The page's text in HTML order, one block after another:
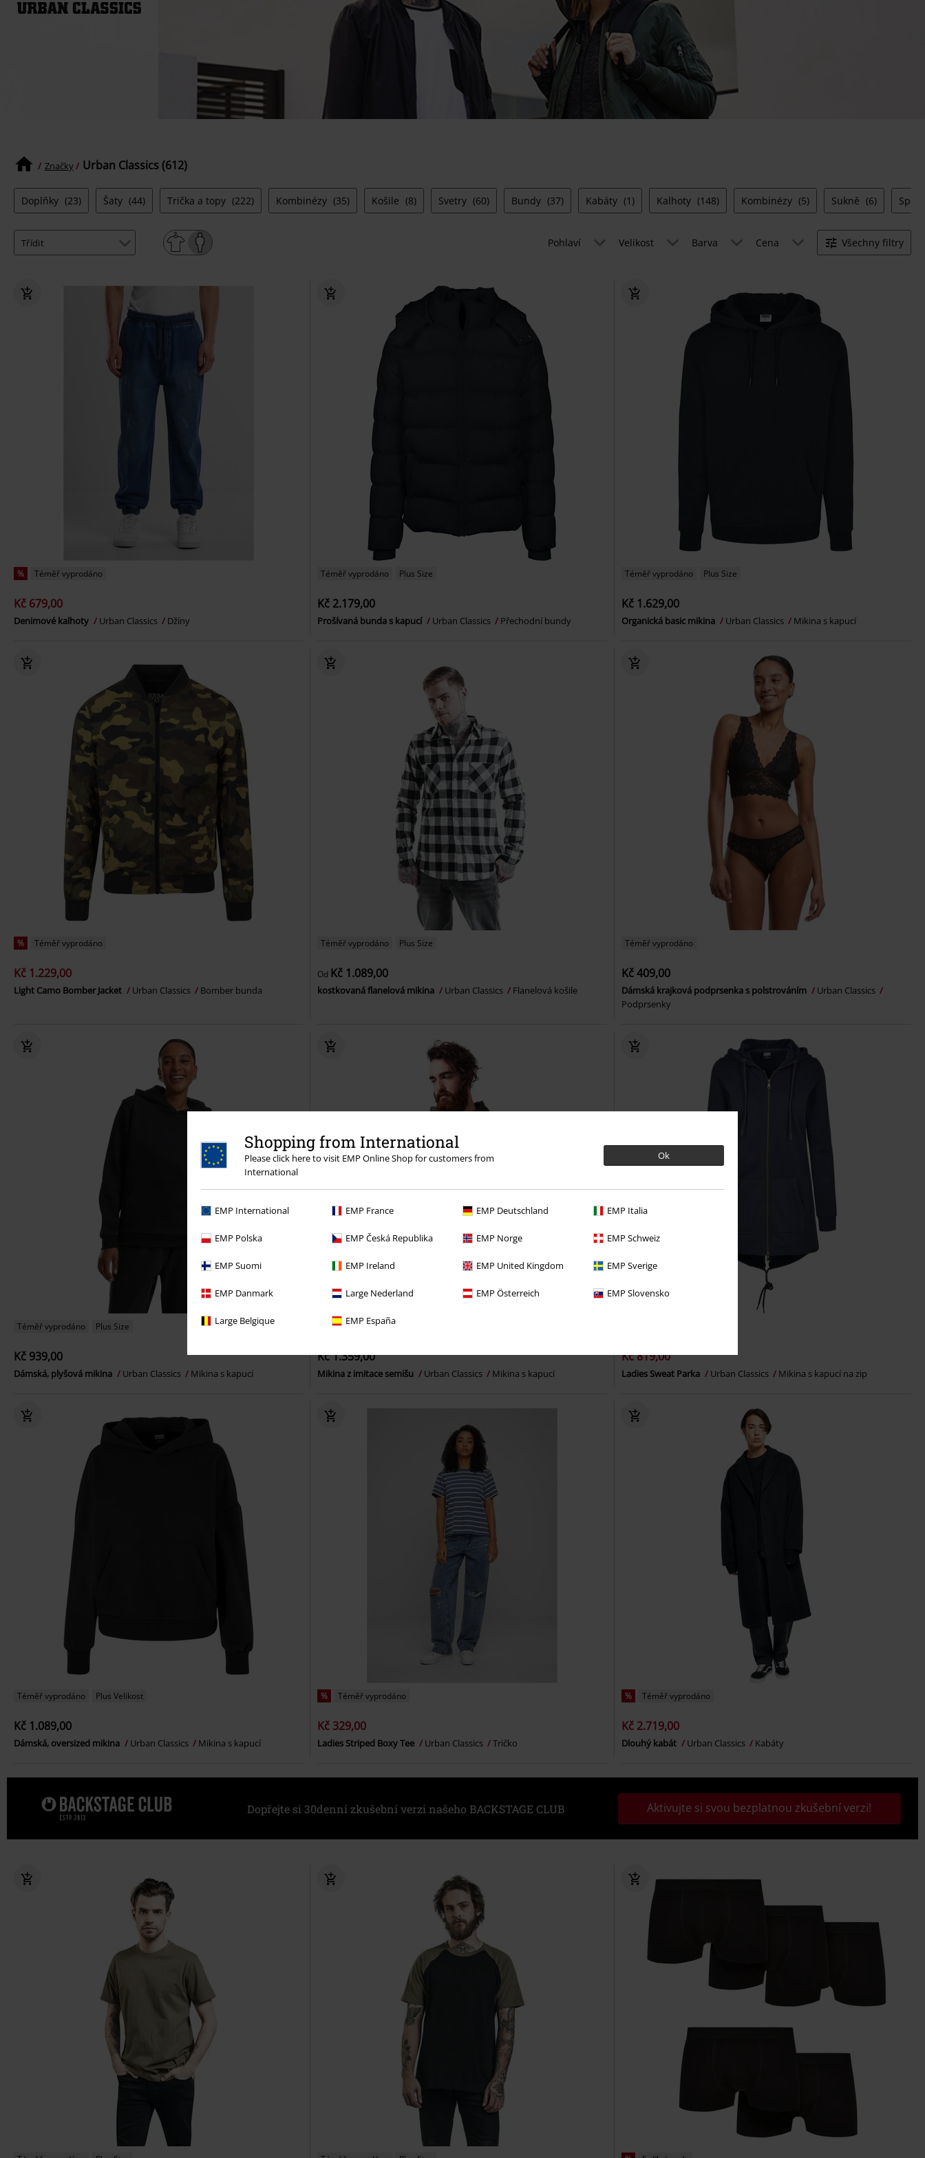
Shopping from International
Please click here to visit EMP Online Shop for customers from
International
Ok
EMP International EMP France EMP Deutschland EMP Italia
EMP Polska EMP Česká Republika EMP Norge EMP Schweiz
EMP Suomi EMP Ireland EMP United Kingdom EMP Sverige
EMP Danmark Large Nederland EMP Österreich EMP Slovensko
Large Belgique EMP España
Značky Urban Classics (612)
Doplňky (23) Šaty (44) Trička a topy (222) Kombinézy (35) Košile (8) Svetry (60) Bundy (37) Kabáty (1) Kalhoty (148) Kombinézy (5) Sukně (6)
Pohlaví Velikost Barva Cena Všechny filtry
% Téměř vyprodáno
Kč 679,00
Denimové kalhoty Urban Classics Džíny
Téměř vyprodáno Plus Size
Kč 2.179,00
Prošívaná bunda s kapucí Urban Classics Přechodní bundy
Téměř vyprodáno Plus Size
Kč 1.629,00
Organická basic mikina Urban Classics Mikina s kapucí
% Téměř vyprodáno
Kč 1.229,00
Light Camo Bomber Jacket Urban Classics Bomber bunda
Téměř vyprodáno Plus Size
Od Kč 1.089,00
kostkovaná flanelová mikina Urban Classics Flanelová košile
Téměř vyprodáno
Kč 409,00
Dámská krajková podprsenka s polstrováním
Urban Classics
Podprsenky
Téměř vyprodáno Plus Size
Kč 939,00
Dámská, plyšová mikina Urban Classics Mikina s kapucí
Téměř vyprodáno
Kč 1.359,00
Mikina z imitace semišu Urban Classics Mikina s kapucí
Kč 819,00
Ladies Sweat Parka Urban Classics Mikina s kapucí na zip
Téměř vyprodáno Plus Velikost
Kč 1.089,00
Dámská, oversized mikina Urban Classics Mikina s kapucí
% Téměř vyprodáno
Kč 329,00
Ladies Striped Boxy Tee Urban Classics Tričko
% Téměř vyprodáno
Kč 2.719,00
Dlouhý kabát Urban Classics Kabáty
Dopřejte si 30denní zkušební verzi našeho BACKSTAGE CLUB Aktivujte si svou bezplatnou zkušební verzi!